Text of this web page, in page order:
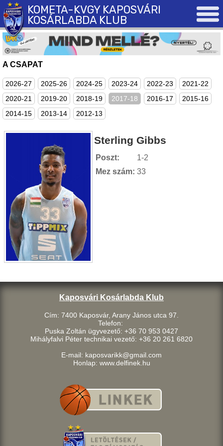
KOMETA-KVGY KAPOSVÁRI
KOSÁRLABDA KLUB
A CSAPAT
2026-27 2025-26 2024-25 2023-24 2022-23
2021-22
2020-21
2019-20 2018-19 2017-18 2016-17
2015-16
2014-15
2013-14 2012-13
Sterling Gibbs
Poszt:
1-2
Mez szám: 33
Kaposvári Kosárlabda Klub
Cím: 7400 Kaposvár, Arany János utca 97.
Telefon:
Puska Zoltán ügyvezető: +36 70 953 0427
Mihályfalvi Péter technikai vezető: +36 20 261 6820
E-mail: kaposvarikk@gmail.com
Honlap: www.delfinek.hu